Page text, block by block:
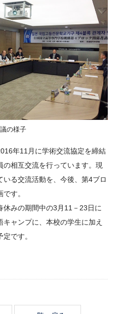
の様子
年11月に学術交流協定を締結
の相互交流を行っています。現
る交流活動を、今後、第4ブロ
す。
休みの期間中の3月11－23日に
ャンプに、本校の学生に加え
です。